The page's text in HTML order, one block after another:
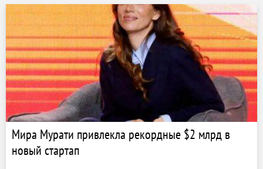
Мира Мурати привлекла рекордные $2 млрд в
новый стартап